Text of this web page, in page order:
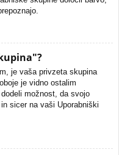
je vaša privzeta skupina
je vidno ostalim
možnost, da svojo
sicer na vaši Uporabniški